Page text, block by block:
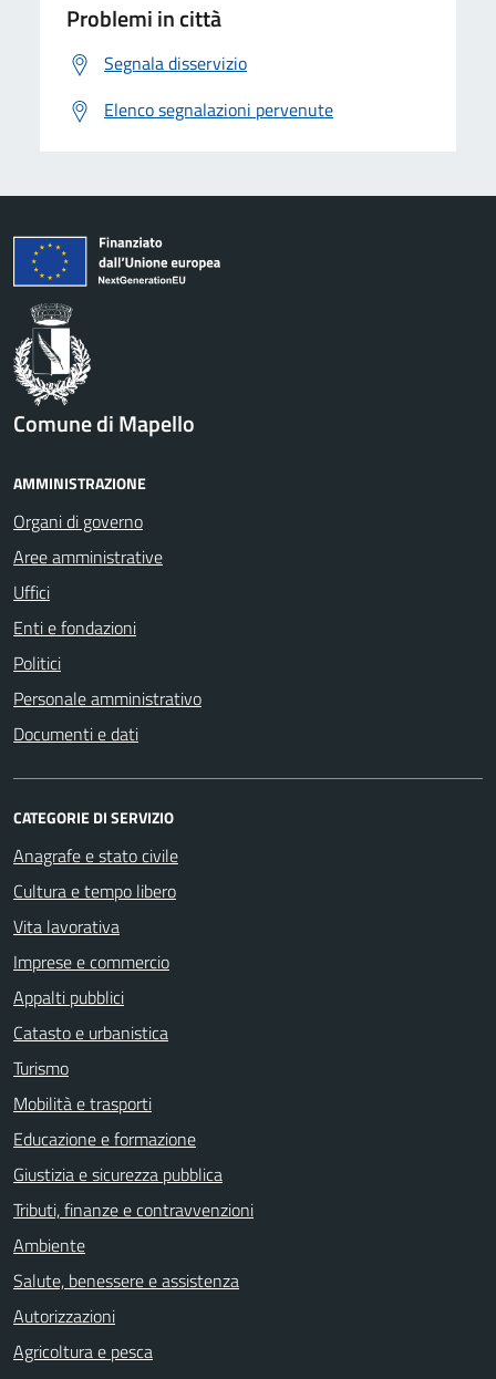
Problemi in città
Segnala disservizio
Elenco segnalazioni pervenute
Comune di Mapello
AMMINISTRAZIONE
Organi di governo
Aree amministrative
Uffici
Enti e fondazioni
Politici
Personale amministrativo
Documenti e dati
CATEGORIE DI SERVIZIO
Anagrafe e stato civile
Cultura e tempo libero
Vita lavorativa
Imprese e commercio
Appalti pubblici
Catasto e urbanistica
Turismo
Mobilità e trasporti
Educazione e formazione
Giustizia e sicurezza pubblica
Tributi, finanze e contravvenzioni
Ambiente
Salute, benessere e assistenza
Autorizzazioni
Agricoltura e pesca